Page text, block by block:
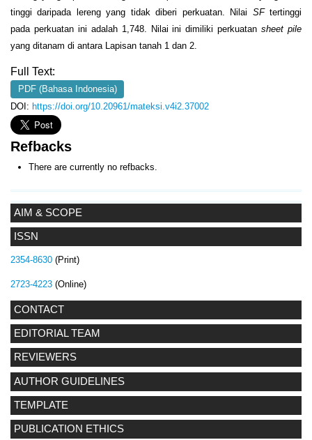
AIM & SCOPE
ISSN
2354-8630 (Print)
2723-4223 (Online)
CONTACT
EDITORIAL TEAM
REVIEWERS
AUTHOR GUIDELINES
TEMPLATE
PUBLICATION ETHICS
tinggi daripada lereng yang tidak diberi perkuatan. Nilai SFtertinggi
pada perkuatan ini adalah 1,748. Nilai ini dimiliki perkuatansheet pile
yang ditanam di antara Lapisan tanah 1 dan 2.
Full Text:
PDF (Bahasa Indonesia)
DOI: https://doi.org/10.20961/mateksi.v4i2.37002
Refbacks
There are currently no refbacks.